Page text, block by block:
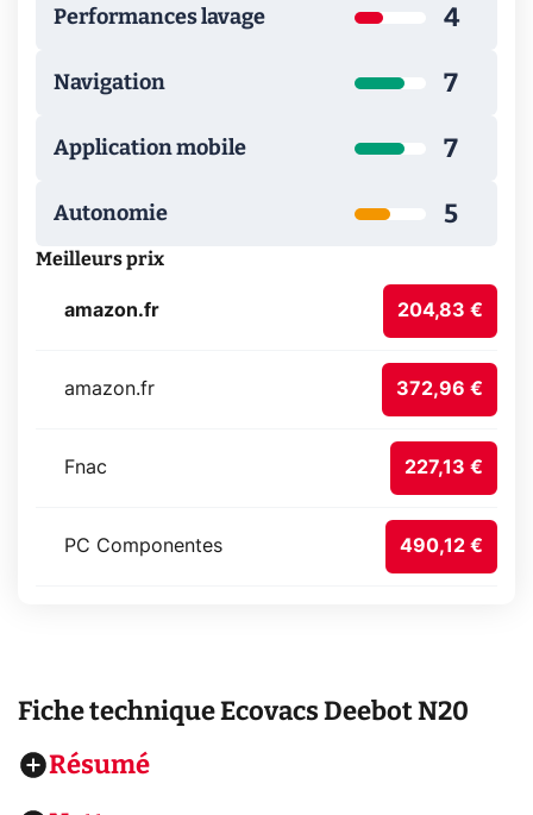
Performances lavage 4
Navigation 7
Application mobile 7
Autonomie 5
Meilleurs prix
amazon.fr 204,83 €
amazon.fr 372,96 €
Fnac 227,13 €
PC Componentes 490,12 €
Fiche techniqueEcovacs Deebot N20
Résumé